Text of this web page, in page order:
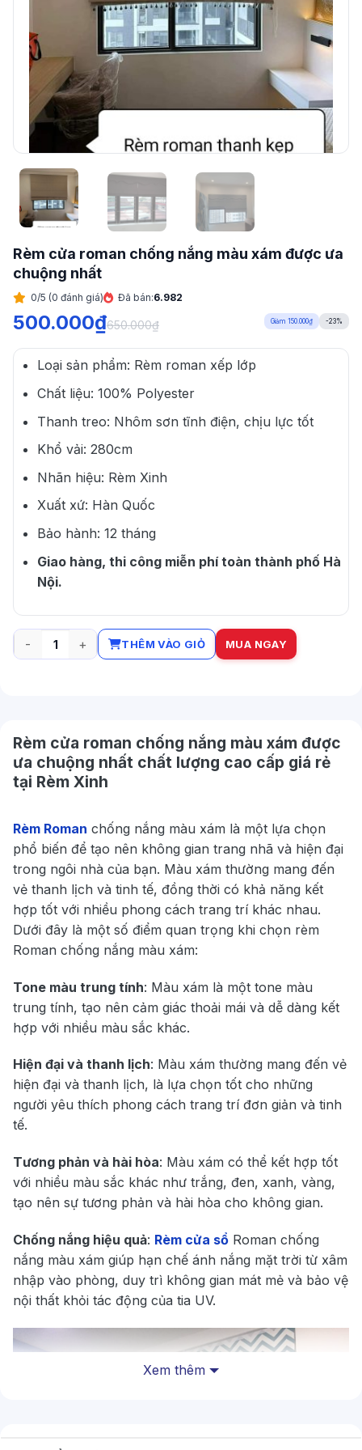
Rèm cửa roman chống nắng màu xám được ưa
chuộng nhất
0/5 (0 đánh giá) Đã bán:6.982
500.000₫650.000₫ Giảm 150.000₫ -23%
Loại sản phẩm: Rèm roman xếp lớp
Chất liệu: 100% Polyester
Thanh treo: Nhôm sơn tĩnh điện, chịu lực tốt
Khổ vải: 280cm
Nhãn hiệu: Rèm Xinh
Xuất xứ: Hàn Quốc
Bảo hành: 12 tháng
Giao hàng, thi công miễn phí toàn thành phố Hà
Nội.
Rèm cửa roman chống nắng màu xám được ưa chuộng nhất
THÊM VÀO GIỎ MUA NGAY
Rèm cửa roman chống nắng màu xám được
ưa chuộng nhất chất lượng cao cấp giá rẻ
tại Rèm Xinh
Rèm Roman chống nắng màu xám là một lựa chọn
phổ biến để tạo nên không gian trang nhã và hiện đại
trong ngôi nhà của bạn. Màu xám thường mang đến
vẻ thanh lịch và tinh tế, đồng thời có khả năng kết
hợp tốt với nhiều phong cách trang trí khác nhau.
Dưới đây là một số điểm quan trọng khi chọn rèm
Roman chống nắng màu xám:
Tone màu trung tính: Màu xám là một tone màu
trung tính, tạo nên cảm giác thoải mái và dễ dàng kết
hợp với nhiều màu sắc khác.
Hiện đại và thanh lịch: Màu xám thường mang đến vẻ
hiện đại và thanh lịch, là lựa chọn tốt cho những
người yêu thích phong cách trang trí đơn giản và tinh
tế.
Tương phản và hài hòa: Màu xám có thể kết hợp tốt
với nhiều màu sắc khác như trắng, đen, xanh, vàng,
tạo nên sự tương phản và hài hòa cho không gian.
Chống nắng hiệu quả: Rèm cửa sổ Roman chống
nắng màu xám giúp hạn chế ánh nắng mặt trời từ xâm
nhập vào phòng, duy trì không gian mát mẻ và bảo vệ
nội thất khỏi tác động của tia UV.
Xem thêm